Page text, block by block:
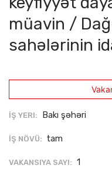
müavin /
sahələrinin
İŞ YERI: Bakı şəhəri
İŞ NÖVÜ: tam
VAKANSIYA SAYI: 1